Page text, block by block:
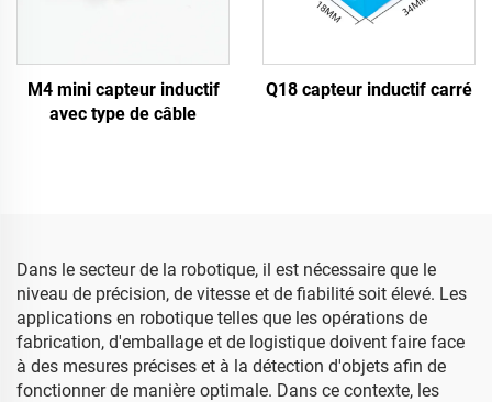
M4 mini capteur inductif
avec type de câble
Q18 capteur inductif carré
Dans le secteur de la robotique, il est nécessaire que le
niveau de précision, de vitesse et de fiabilité soit élevé. Les
applications en robotique telles que les opérations de
fabrication, d'emballage et de logistique doivent faire face
à des mesures précises et à la détection d'objets afin de
fonctionner de manière optimale. Dans ce contexte, les